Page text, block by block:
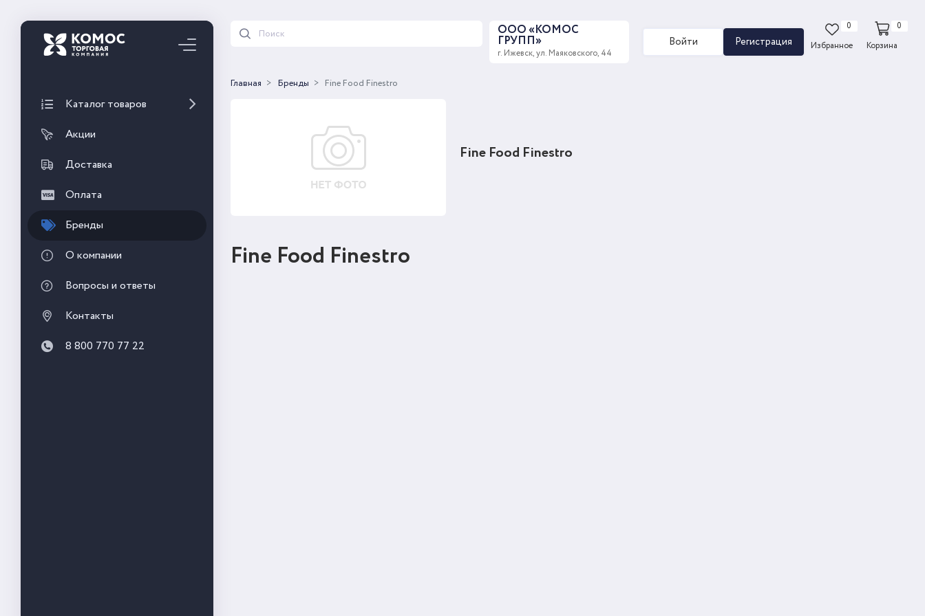
Каталог товаров
Акции
Доставка
Оплата
Бренды
О компании
Вопросы и ответы
Контакты
8 800 770 77 22
ООО «КОМОС
ГРУПП»
г. Ижевск, ул. Маяковского, 44
Войти Регистрация
0
Избранное
0
Корзина
Главная Бренды Fine Food Finestro
Fine Food Finestro
Fine Food Finestro